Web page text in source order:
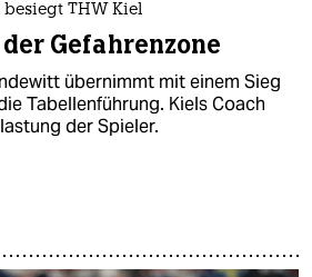
THW Kiel
Gefahrenzone
übernimmt mit einem Sieg
Tabellenführung. Kiels Coach
der Spieler.